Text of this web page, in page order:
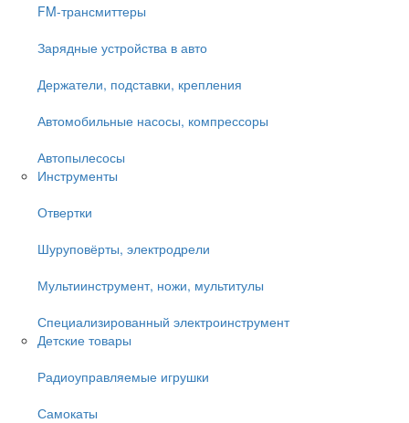
FM-трансмиттеры
Зарядные устройства в авто
Держатели, подставки, крепления
Автомобильные насосы, компрессоры
Автопылесосы
Инструменты
Отвертки
Шуруповёрты, электродрели
Мультиинструмент, ножи, мультитулы
Специализированный электроинструмент
Детские товары
Радиоуправляемые игрушки
Самокаты